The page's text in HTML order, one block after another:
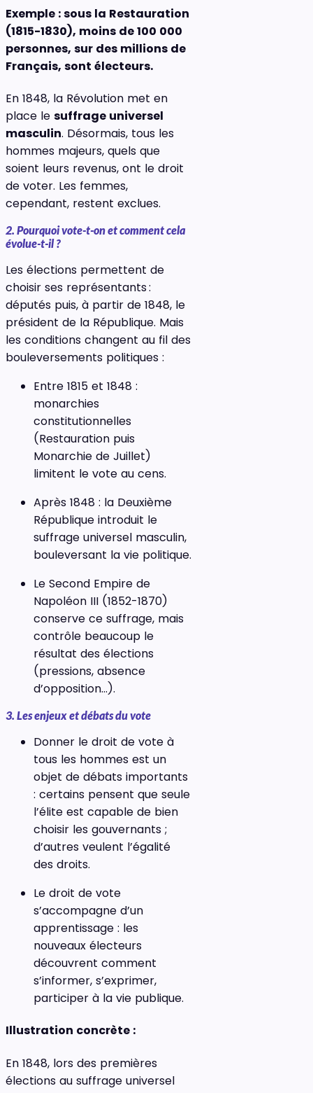
Exemple : sous la Restauration
(1815-1830), moins de 100 000
personnes, sur des millions de
Français, sont électeurs.
En 1848, la Révolution met en
place le suffrage universel
masculin. Désormais, tous les
hommes majeurs, quels que
soient leurs revenus, ont le droit
de voter. Les femmes,
cependant, restent exclues.
2. Pourquoi vote-t-on et comment cela
évolue-t-il ?
Les élections permettent de
choisir ses représentants :
députés puis, à partir de 1848, le
président de la République. Mais
les conditions changent au fil des
bouleversements politiques :
Entre 1815 et 1848 :
monarchies
constitutionnelles
(Restauration puis
Monarchie de Juillet)
limitent le vote au cens.
Après 1848 : la Deuxième
République introduit le
suffrage universel masculin,
bouleversant la vie politique.
Le Second Empire de
Napoléon III (1852-1870)
conserve ce suffrage, mais
contrôle beaucoup le
résultat des élections
(pressions, absence
d’opposition…).
3. Les enjeux et débats du vote
Donner le droit de vote à
tous les hommes est un
objet de débats importants
: certains pensent que seule
l’élite est capable de bien
choisir les gouvernants ;
d’autres veulent l’égalité
des droits.
Le droit de vote
s’accompagne d’un
apprentissage : les
nouveaux électeurs
découvrent comment
s’informer, s’exprimer,
participer à la vie publique.
Illustration concrète :
En 1848, lors des premières
élections au suffrage universel